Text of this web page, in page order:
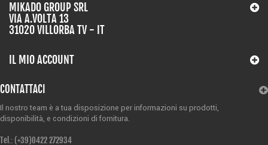
MIKADO GROUP SRL
VIA A.VOLTA 13
31020 VILLORBA TV - IT
IL MIO ACCOUNT
CONTATTACI
Il nostro team è a tua disposizione per informazioni su prodotti,
disponibilità, e condizioni di fornitura.
Tel.: (+39)0422 272934